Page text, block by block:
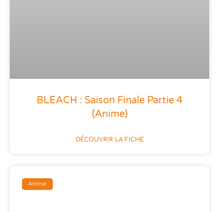
BLEACH : Saison Finale Partie 4
(anime)
DÉCOUVRIR LA FICHE
Anime